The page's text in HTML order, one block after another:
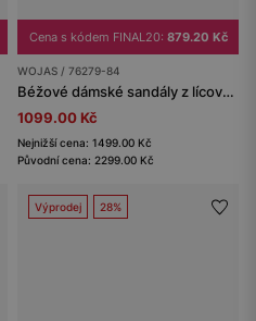
Cena s kódem FINAL20: 879.20 Kč
WOJAS / 76279-84
Béžové dámské sandály z lícové kůže
1099.00 Kč
Nejnižší cena: 1499.00 Kč
Původní cena: 2299.00 Kč
Výprodej 28%